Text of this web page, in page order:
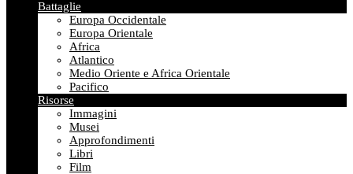
Battaglie
Europa Occidentale
Europa Orientale
Africa
Atlantico
Medio Oriente e Africa Orientale
Pacifico
Risorse
Immagini
Musei
Approfondimenti
Libri
Film